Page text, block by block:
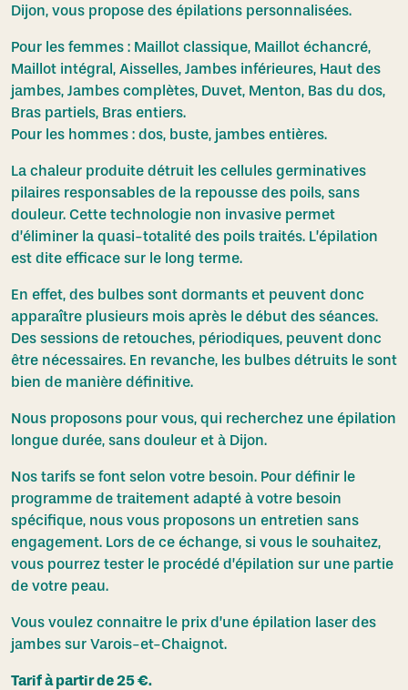
Dijon, vous propose des épilations personnalisées.
Pour les femmes : Maillot classique, Maillot échancré,
Maillot intégral, Aisselles, Jambes inférieures, Haut des
jambes, Jambes complètes, Duvet, Menton, Bas du dos,
Bras partiels, Bras entiers.
Pour les hommes : dos, buste, jambes entières.
La chaleur produite détruit les cellules germinatives
pilaires responsables de la repousse des poils, sans
douleur. Cette technologie non invasive permet
d’éliminer la quasi-totalité des poils traités. L’épilation
est dite efficace sur le long terme.
En effet, des bulbes sont dormants et peuvent donc
apparaître plusieurs mois après le début des séances.
Des sessions de retouches, périodiques, peuvent donc
être nécessaires. En revanche, les bulbes détruits le sont
bien de manière définitive.
Nous proposons pour vous, qui recherchez une épilation
longue durée, sans douleur et à Dijon.
Nos tarifs se font selon votre besoin. Pour définir le
programme de traitement adapté à votre besoin
spécifique, nous vous proposons un entretien sans
engagement. Lors de ce échange, si vous le souhaitez,
vous pourrez tester le procédé d’épilation sur une partie
de votre peau.
Vous voulez connaitre le prix d’une épilation laser des
jambes sur Varois-et-Chaignot.
Tarif à partir de 25 €.